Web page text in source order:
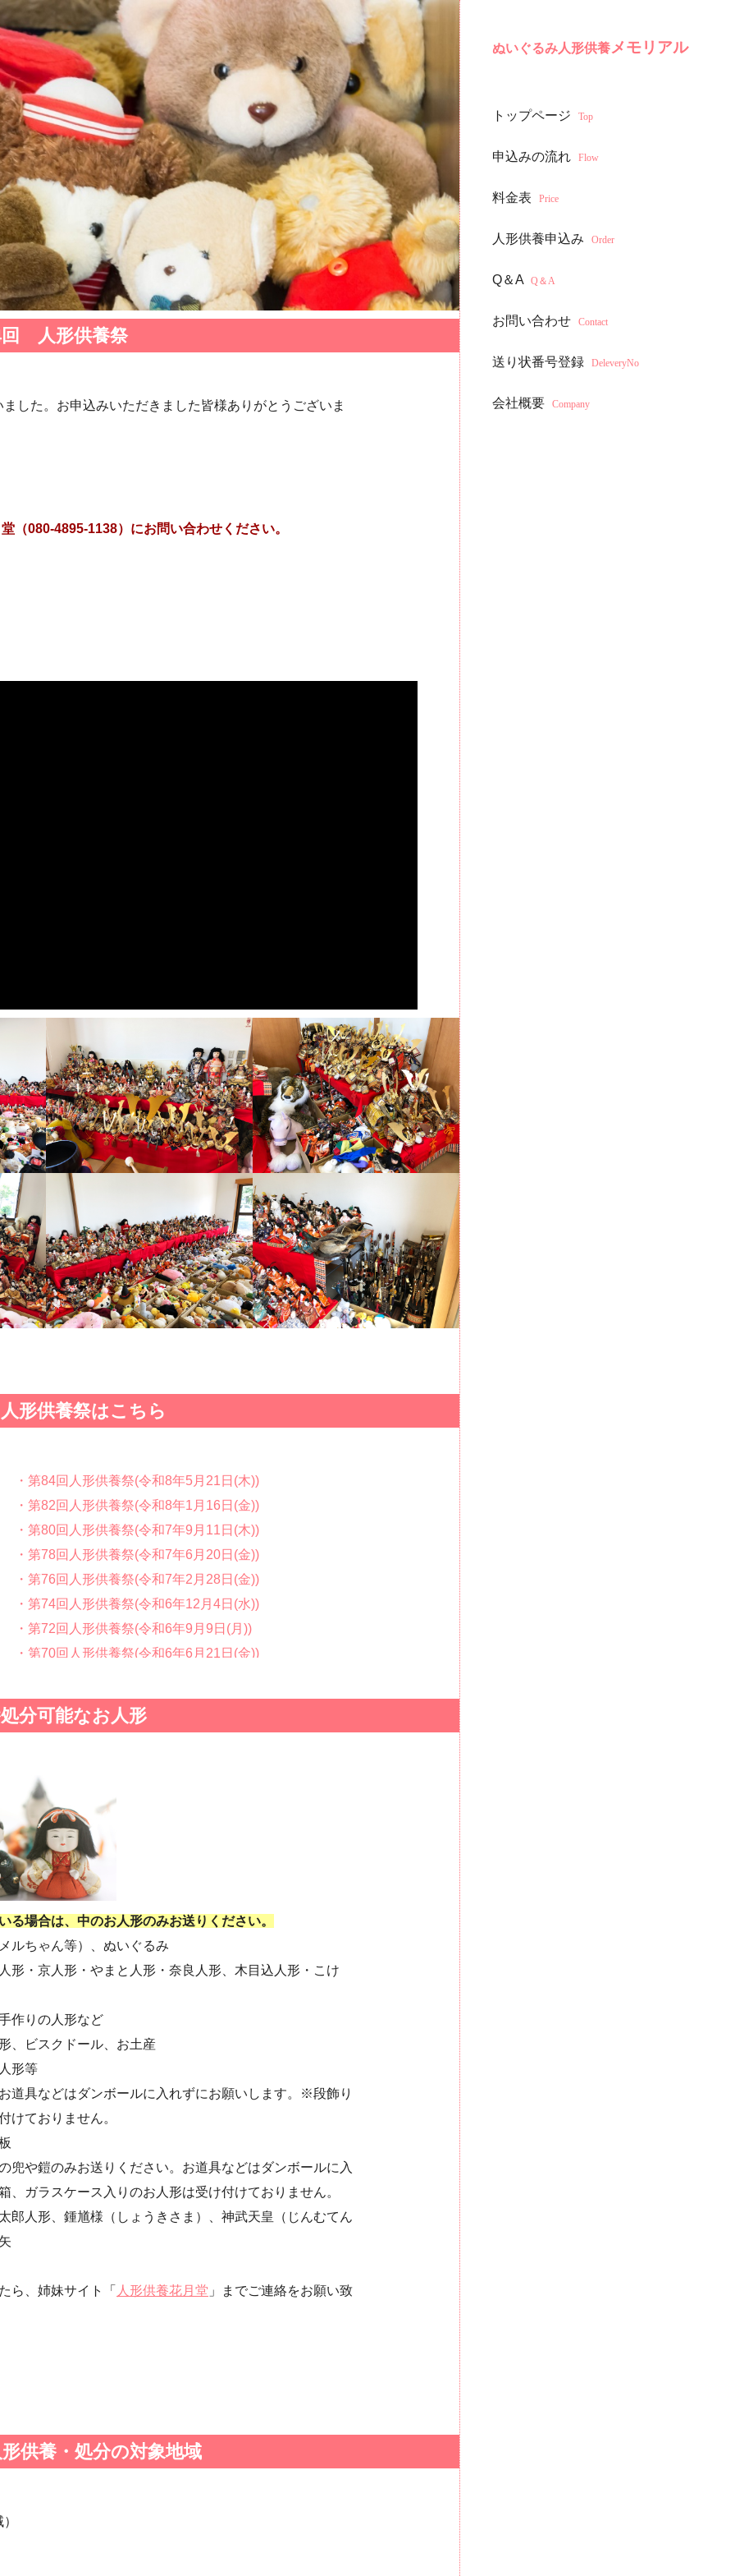
ぬいぐるみ人形供養メモリアル
トップページ Top
申込みの流れ Flow
料金表 Price
人形供養申込み Order
Q＆A Q＆A
お問い合わせ Contact
送り状番号登録 DeleveryNo
会社概要 Company
回 人形供養祭
した。お申込みいただきました皆様ありがとうございま
（080-4895-1138）にお問い合わせください。
形供養祭はこちら
・第84回人形供養祭(令和8年5月21日(木))
・第82回人形供養祭(令和8年1月16日(金))
・第80回人形供養祭(令和7年9月11日(木))
・第78回人形供養祭(令和7年6月20日(金))
・第76回人形供養祭(令和7年2月28日(金))
・第74回人形供養祭(令和6年12月4日(水))
・第72回人形供養祭(令和6年9月9日(月))
・第70回人形供養祭(令和6年6月21日(金))
・第66回人形供養祭(令和5年12月22日(金))
・第64回人形供養祭(令和5年9月21日(木))
・第60回人形供養祭(令和5年3月28日(火))
・第58回人形供養祭(令和5年12月21日(水))
・第56回人形供養祭(令和4年10月19日(水))
・第54回人形供養祭(令和4年8月1日(月))
・第52回人形供養祭(令和4年5月17日(火))
・第50回人形供養祭(令和4年3月15日(火))
・第48回人形供養祭(令和3年12月3日(金))
・第46回人形供養祭(令和3年9月13日(月))
・第44回人形供養祭(令和3年6月3日(木))
・第40回人形供養祭(令和2年12月7日(月))
・第38回人形供養祭(令和2年8月26日(水))
・第36回人形供養祭(令和2年4月16日(木))
・第34回人形供養祭(令和元年12月18日(水))
・第32回人形供養祭(令和元年6月12日(水))
・第28回人形供養祭(平成29年12月8日(金))
・第26回人形供養祭(平成28年12月15日(木))
・第24回人形供養祭(平成27年11月27日)
・第18回人形供養祭(平成24年6月21日)
・第6回人形供養祭(平成20年9月24日)
・第4回人形供養祭(平成20年5月15日)
分可能なお人形
場合は、中のお人形のみお送りください。
ルちゃん等）、ぬいぐるみ
形・京人形・やまと人形・奈良人形、木目込人形・こけ
作りの人形など
、ビスクドール、お土産
形等
道具などはダンボールに入れずにお願いします。※段飾り
けておりません。
兜や鎧のみお送りください。お道具などはダンボールに入
ガラスケース入りのお人形は受け付けておりません。
郎人形、鍾馗様（しょうきさま）、神武天皇（じんむてん
ら、姉妹サイト「 人形供養花月堂 」までご連絡をお願い致
供養・処分の対象地域